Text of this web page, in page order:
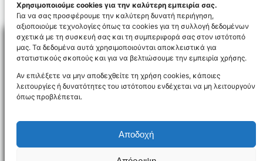
Χρησιμοποιούμε cookies για την καλύτερη εμπειρία σας.
Για να σας προσφέρουμε την καλύτερη δυνατή περιήγηση,
αξιοποιούμε τεχνολογίες όπως τα cookies για τη συλλογή δεδομένων
σχετικά με τη συσκευή σας και τη συμπεριφορά σας στον ιστότοπό
μας. Τα δεδομένα αυτά χρησιμοποιούνται αποκλειστικά για
στατιστικούς σκοπούς και για να βελτιώσουμε την εμπειρία χρήσης.
Αν επιλέξετε να μην αποδεχθείτε τη χρήση cookies, κάποιες
λειτουργίες ή δυνατότητες του ιστότοπου ενδέχεται να μη λειτουργούν
όπως προβλέπεται.
Αποδοχή
an_fotoant_08_id1498
NEWSLETTER